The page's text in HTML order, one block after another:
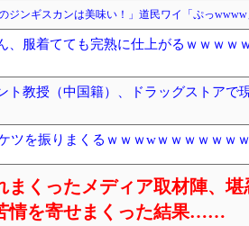
ジンギスカンは美味い！」道民ワイ「ぷっwwww
、服着てても完熟に仕上がるｗｗｗｗ
ト教授（中国籍）、ドラッグストア
ツを振りまくるｗｗｗwｗｗｗｗｗｗ
まくったメディア取材陣、堪
情を寄せまくった結果……